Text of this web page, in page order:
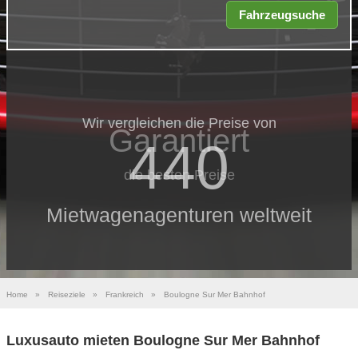
Wir vergleichen die Preise von
440
Mietwagenagenturen weltweit
Garantiert
die besten Preise
Home » Reiseziele » Frankreich » Boulogne Sur Mer Bahnhof
Luxusauto mieten Boulogne Sur Mer Bahnhof